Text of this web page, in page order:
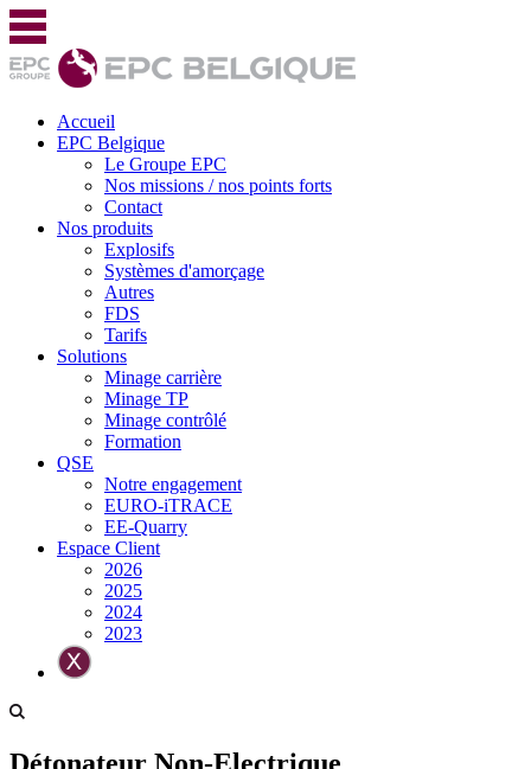
Accueil
EPC Belgique
Le Groupe EPC
Nos missions / nos points forts
Contact
Nos produits
Explosifs
Systèmes d'amorçage
Autres
FDS
Tarifs
Solutions
Minage carrière
Minage TP
Minage contrôlé
Formation
QSE
Notre engagement
EURO-iTRACE
EE-Quarry
Espace Client
2026
2025
2024
2023